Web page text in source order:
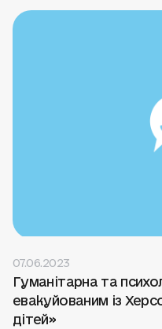
07.06.2023
Гуманітарна та
евакуйованим із
дітей»